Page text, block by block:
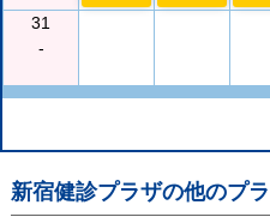
31
-
新宿健診プラザの他のプ